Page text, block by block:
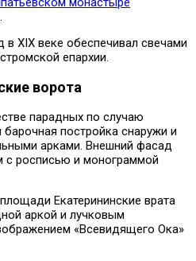
в XIX веке обеспечивал свечами
епархии.
ворота
парадных по случаю
постройка снаружи и
арками. Внешний фасад
с росписью и монограммой
Екатерининские врата
аркой и лучковым
«Всевидящего Ока»